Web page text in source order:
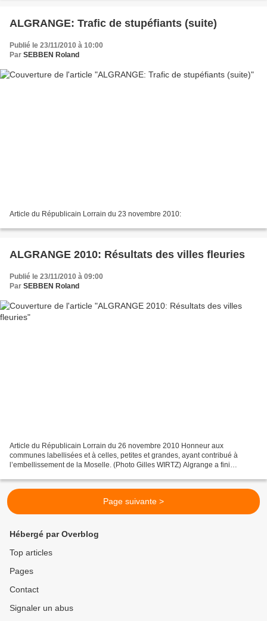
ALGRANGE: Trafic de stupéfiants (suite)
Publié le 23/11/2010 à 10:00
Par SEBBEN Roland
Article du Républicain Lorrain du 23 novembre 2010:
ALGRANGE 2010: Résultats des villes fleuries
Publié le 23/11/2010 à 09:00
Par SEBBEN Roland
Article du Républicain Lorrain du 26 novembre 2010 Honneur aux
communes labellisées et à celles, petites et grandes, ayant contribué à
l’embellissement de la Moselle. (Photo Gilles WIRTZ) Algrange a fini
Page suivante >
Hébergé par Overblog
Top articles
Pages
Contact
Signaler un abus